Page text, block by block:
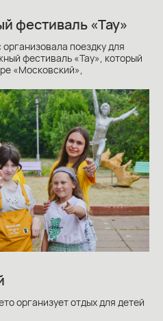
фестиваль «Тау»
поездку для
фестиваль «Тау», который
«Московский»,
организует отдых для детей